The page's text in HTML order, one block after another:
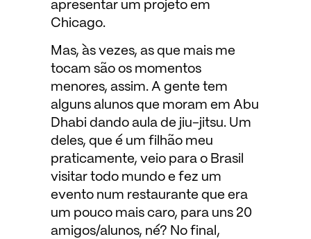
apresentar um projeto em
Chicago.
Mas, às vezes, as que mais me
tocam são os momentos
menores, assim. A gente tem
alguns alunos que moram em Abu
Dhabi dando aula de jiu-jitsu. Um
deles, que é um filhão meu
praticamente, veio para o Brasil
visitar todo mundo e fez um
evento num restaurante que era
um pouco mais caro, para uns 20
amigos/alunos, né? No final,